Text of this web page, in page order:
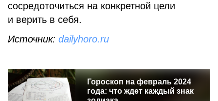
сосредоточиться на конкретной цели
и верить в себя.
Источник: dailyhoro.ru
Гороскоп на февраль 2024
года: что ждет каждый знак